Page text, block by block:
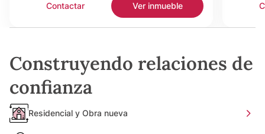
Contactar Ver inmueble
Construyendo relaciones de
confianza
Residencial y Obra nueva